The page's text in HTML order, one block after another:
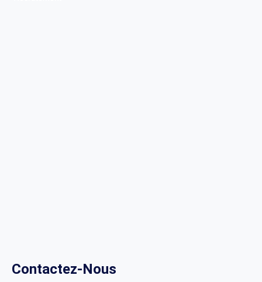
Contactez-Nous